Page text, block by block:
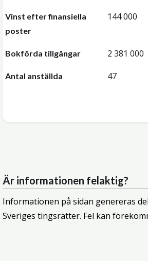
Vinst efter finansiella
poster
144 000
Bokförda tillgångar 2 381 000
Antal anställda 47
Är informationen felaktig?
Informationen på sidan genereras
Sveriges tingsrätter. Fel kan